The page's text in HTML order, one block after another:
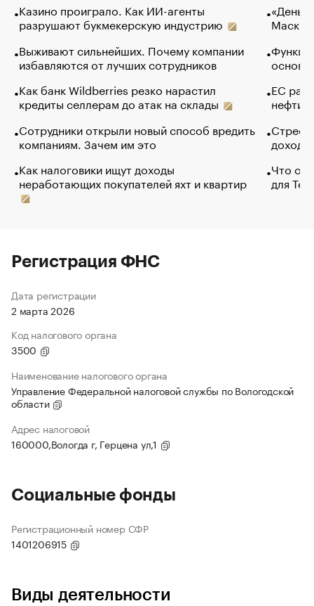
Казино проиграло. Как ИИ-агенты
разрушают букмекерскую индустрию
Выживают сильнейших. Почему компании
избавляются от лучших сотрудников
Как банк Wildberries резко нарастил
кредиты селлерам до атак на склады
Сотрудники открыли новый способ вредить
компаниям. Зачем им это
Как налоговики ищут доходы
неработающих покупателей яхт и квартир
Маск в
основ
ЕС
нефти
Что
для
Регистрация ФНС
Дата регистрации
2 марта 2026
Код налогового органа
3500
Наименование налогового органа
Управление Федеральной налоговой службы по Вологодской
области
Адрес налоговой
160000,Вологда г, Герцена ул,1
Социальные фонды
Регистрационный номер СФР
1401206915
Виды деятельности